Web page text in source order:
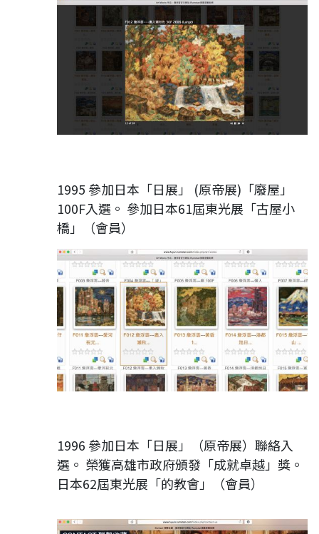
1995 參加日本「日展」 (原帝展)「廢屋」
100F入選。 參加日本61屆東光展「古屋小
橋」（會員）
1996 參加日本「日展」（原帝展）聯絡入
選。 榮獲高雄市政府頒發「成就卓越」獎。
日本62屆東光展「的教會」（會員）